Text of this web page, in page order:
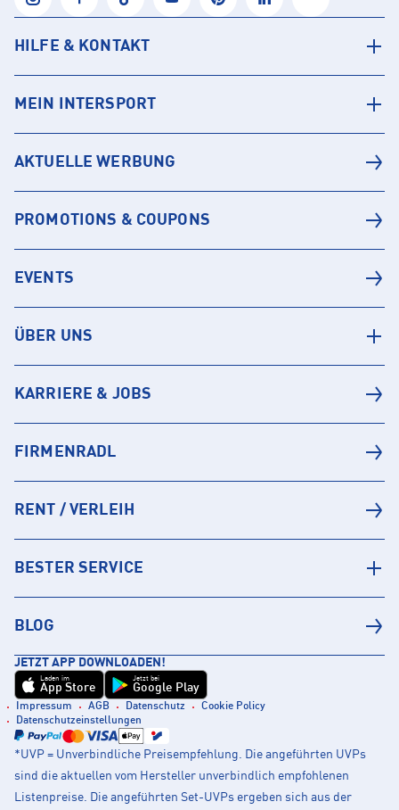
HILFE & KONTAKT
MEIN INTERSPORT
AKTUELLE WERBUNG
PROMOTIONS & COUPONS
EVENTS
ÜBER UNS
KARRIERE & JOBS
FIRMENRADL
RENT / VERLEIH
BESTER SERVICE
BLOG
JETZT APP DOWNLOADEN!
Laden im
App Store
Jetzt bei
Google Play
Impressum AGB Datenschutz
Cookie Policy
Datenschutzeinstellungen
*UVP = Unverbindliche Preisempfehlung. Die angeführten UVPs
sind die aktuellen vom Hersteller unverbindlich empfohlenen
Listenpreise. Die angeführten Set-UVPs ergeben sich aus der